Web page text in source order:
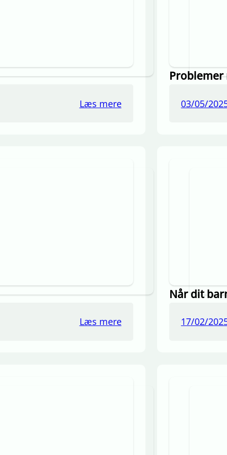
Læs mere
Problemer
03/05/
Læs mere
Når dit
17/02/